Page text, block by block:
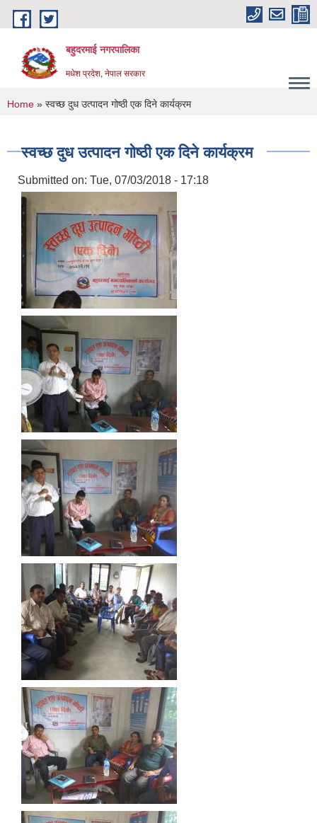
Skip to main content
बहुदरमाई नगरपालिका
मधेश प्रदेश, नेपाल सरकार
You are here
Home » स्वच्छ दुध उत्पादन गोष्ठी एक दिने कार्यक्रम
स्वच्छ दुध उत्पादन गोष्ठी एक दिने कार्यक्रम
Submitted on: Tue, 07/03/2018 - 17:18